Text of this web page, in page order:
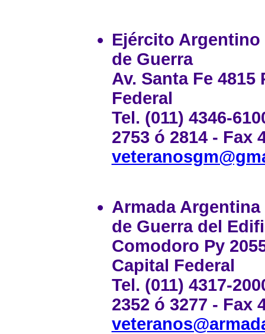
Ejército Argentino
de Guerra
Av. Santa Fe 4815
Federal
Tel. (011) 4346-
2753 ó 2814 - Fax
Armada
de Guerra del
Comodoro Py
Capital Federal
Tel. (011) 4317-
2352 ó 3277 - Fax